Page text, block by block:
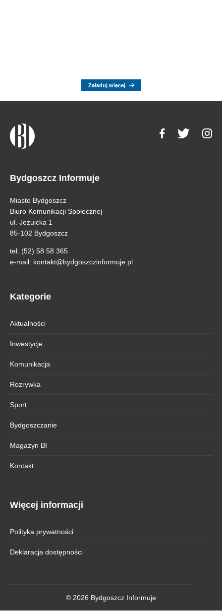
Załaduj więcej
Bydgoszcz Informuje
Miasto Bydgoszcz
Biuro Komunikacji Społecznej
ul. Jezuicka 1
85-102 Bydgoszcz
tel. (52) 58 58 365
e-mail: kontakt@bydgoszczinformuje.pl
Kategorie
Aktualności
Inwestycje
Komunikacja
Rozrywka
Sport
Bydgoszczanie
Magazyn BI
Kontakt
Więcej informacji
Polityka prywatności
Deklaracja dostępności
© 2026 Bydgoszcz Informuje